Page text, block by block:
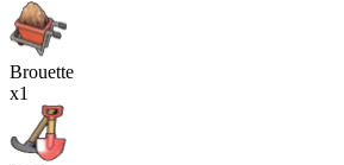
Brouette
x1